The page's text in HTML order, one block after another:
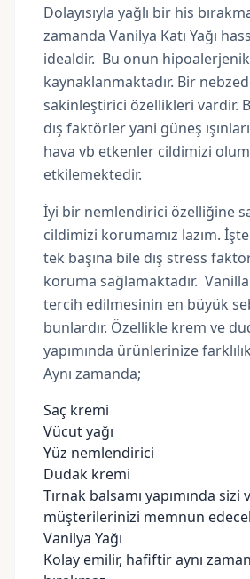
Dolayısıyla yağlı bir his
zamanda Vanilya Katı Yağı
idealdir. Bu onun hipoalerjenik
kaynaklanmaktadır. Bir
sakinleştirici özellikleri vardir.
dış faktörler yani güneş
hava vb etkenler cildimizi
etkilemektedir.
İyi bir nemlendirici özelliğine
cildimizi korumamız lazım.
tek başına bile dış stress
koruma sağlamaktadır.
tercih edilmesinin en büyük
bunlardır. Özellikle krem ve
yapımında ürünlerinize
Aynı zamanda;
Saç kremi
Vücut yağı
Yüz nemlendirici
Dudak kremi
Tırnak balsamı yapımında sizi
müşterilerinizi memnun
Vanilya Yağı
Kolay emilir, hafiftir aynı